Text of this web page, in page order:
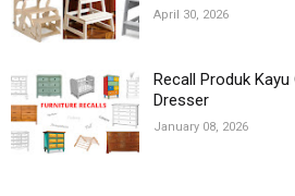
April 30, 2026
Recall Produk
Dresser
January 08, 2026